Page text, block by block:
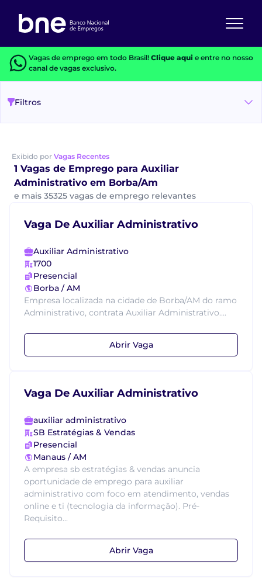
Vagas de emprego em todo Brasil! Clique aquie entre no nosso
canal de vagas exclusivo.
Filtros
Exibido por Vagas Recentes
1 Vagas de Emprego para Auxiliar
Administrativo em Borba/Am
e mais 35325 vagas de emprego relevantes
Vaga De Auxiliar Administrativo
Auxiliar Administrativo
1700
Presencial
Borba / AM
Empresa localizada na cidade de Borba/AM do ramo
Administrativo, contrata Auxiliar Administrativo....
Abrir Vaga
Vaga De Auxiliar Administrativo
auxiliar administrativo
SB Estratégias & Vendas
Presencial
Manaus / AM
A empresa sb estratégias & vendas anuncia
oportunidade de emprego para auxiliar
administrativo com foco em atendimento, vendas
online e ti (tecnologia da informação). Pré-
Requisito...
Abrir Vaga